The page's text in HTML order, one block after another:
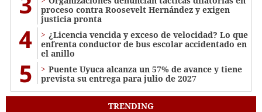
proceso contra Roosevelt Hernández y exigen
justicia pronta
4
¿Licencia vencida y exceso de velocidad? Lo que
enfrenta conductor de bus escolar accidentado en
el anillo
5
Puente Uyuca alcanza un 57% de avance y tiene
prevista su entrega para julio de 2027
TRENDING